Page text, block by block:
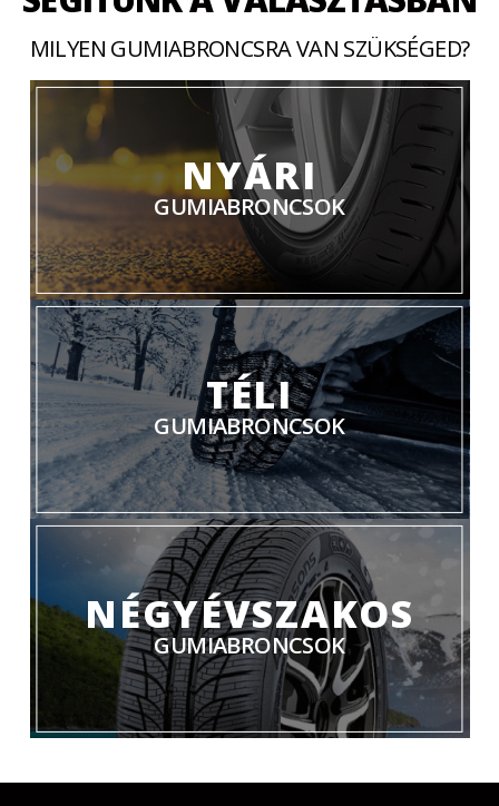
MILYEN GUMIABRONCSRA VAN SZÜKSÉGED?
NYÁRI
GUMIABRONCSOK
TÉLI
GUMIABRONCSOK
NÉGYÉVSZAKOS
GUMIABRONCSOK